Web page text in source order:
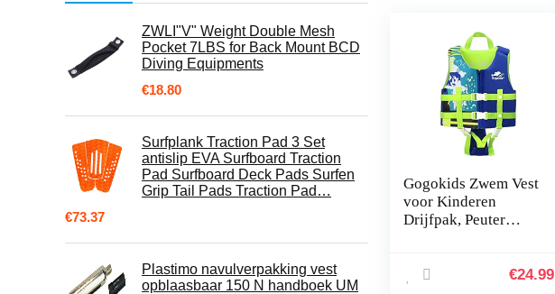
ZWLI"V" Weight Double Mesh
Pocket 7LBS for Back Mount BCD
Diving Equipments
€18.80
Surfplank Traction Pad 3 Set
antislip EVA Surfboard Traction
Pad Surfboard Deck Pads Surfen
Grip Tail Pads Traction Pad…
€73.37
Plastimo navulverpakking vest
opblaasbaar 150 N handboek UM
Gogokids Zwem Vest
voor Kinderen
Drijfpak, Peuter
Badpak Jongens €24.99